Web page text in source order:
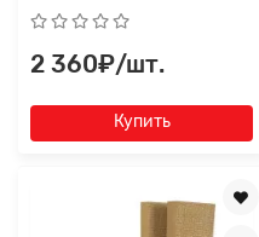
2 360₽/шт.
Купить